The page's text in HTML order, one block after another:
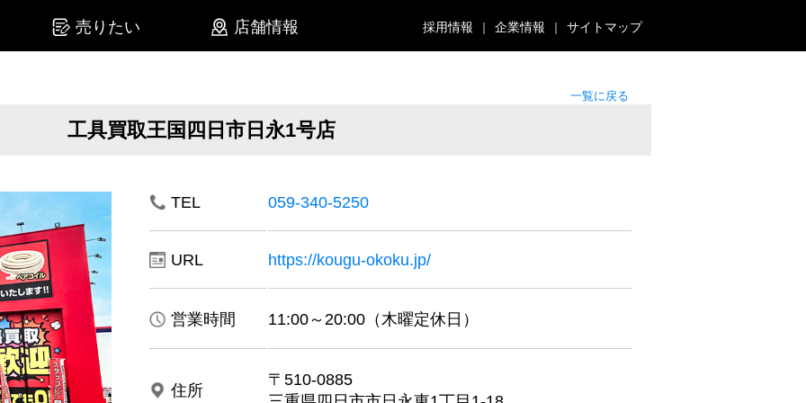
売りたい 店舗情報 採用情報 企業情報 サイトマップ
一覧に戻る
工具買取王国四日市日永1号店
TEL 059-340-5250
URL https://kougu-okoku.jp/
営業時間 11:00～20:00（木曜定休日）
住所
〒510-0885